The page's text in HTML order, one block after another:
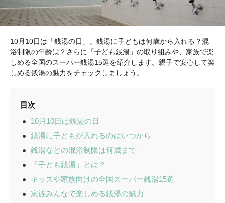
10月10日は「銭湯の日」。銭湯に子どもは何歳から入れる？混
浴制限の年齢は？さらに「子ども銭湯」の取り組みや、家族で楽
しめる全国のスーパー銭湯15選を紹介します。親子で安心して楽
しめる銭湯の魅力をチェックしましょう。
目次
10月10日は銭湯の日
銭湯に子どもが入れるのはいつから
銭湯などの混浴制限は何歳まで
「子ども銭湯」とは？
キッズや家族向けの全国スーパー銭湯15選
家族みんなで楽しめる銭湯の魅力